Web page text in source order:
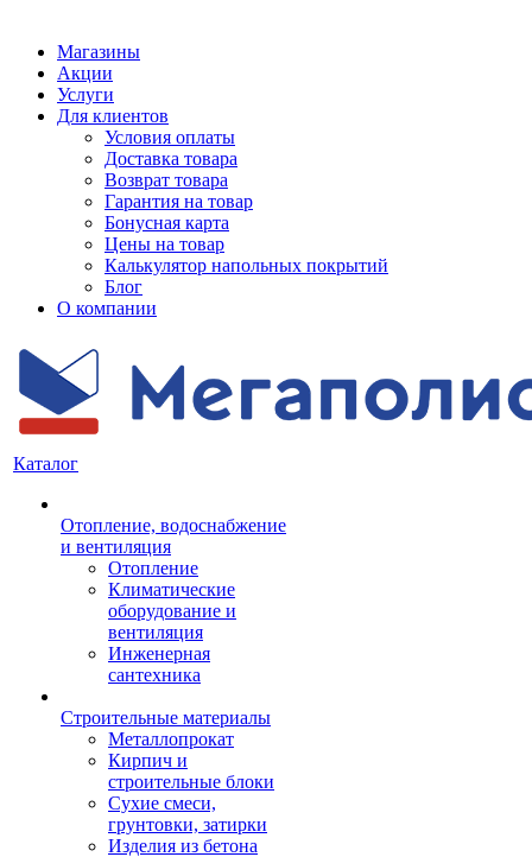
Магазины
Акции
Услуги
Для клиентов
Условия оплаты
Доставка товара
Возврат товара
Гарантия на товар
Бонусная карта
Цены на товар
Калькулятор напольных покрытий
Блог
О компании
Каталог
Отопление, водоснабжение
и вентиляция
Отопление
Климатические
оборудование и
вентиляция
Инженерная
сантехника
Строительные материалы
Металлопрокат
Кирпич и
строительные блоки
Сухие смеси,
грунтовки, затирки
Изделия из бетона